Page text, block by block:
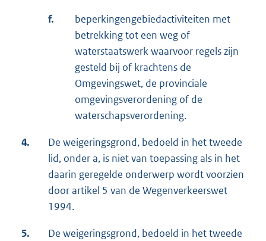
f.
beperkingengebiedactiviteiten met
betrekking tot een weg of
waterstaatswerk waarvoor regels zijn
gesteld bij of krachtens de
Omgevingswet, de provinciale
omgevingsverordening of de
waterschapsverordening.
4.
De weigeringsgrond, bedoeld in het tweede
lid, onder a, is niet van toepassing als in het
daarin geregelde onderwerp wordt voorzien
door artikel 5 van de Wegenverkeerswet
1994.
5.
De weigeringsgrond, bedoeld in het tweede